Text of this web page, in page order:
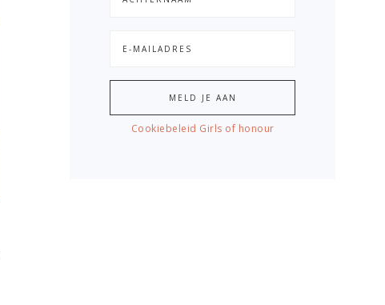
Cookiebeleid Girls of honour